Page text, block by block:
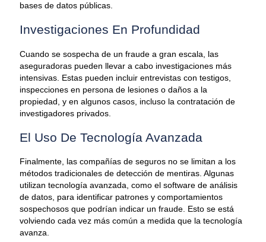
bases de datos públicas.
Investigaciones En Profundidad
Cuando se sospecha de un fraude a gran escala, las
aseguradoras pueden llevar a cabo investigaciones más
intensivas. Estas pueden incluir entrevistas con testigos,
inspecciones en persona de lesiones o daños a la
propiedad, y en algunos casos, incluso la contratación de
investigadores privados.
El Uso De Tecnología Avanzada
Finalmente, las compañías de seguros no se limitan a los
métodos tradicionales de detección de mentiras. Algunas
utilizan tecnología avanzada, como el software de análisis
de datos, para identificar patrones y comportamientos
sospechosos que podrían indicar un fraude. Esto se está
volviendo cada vez más común a medida que la tecnología
avanza.